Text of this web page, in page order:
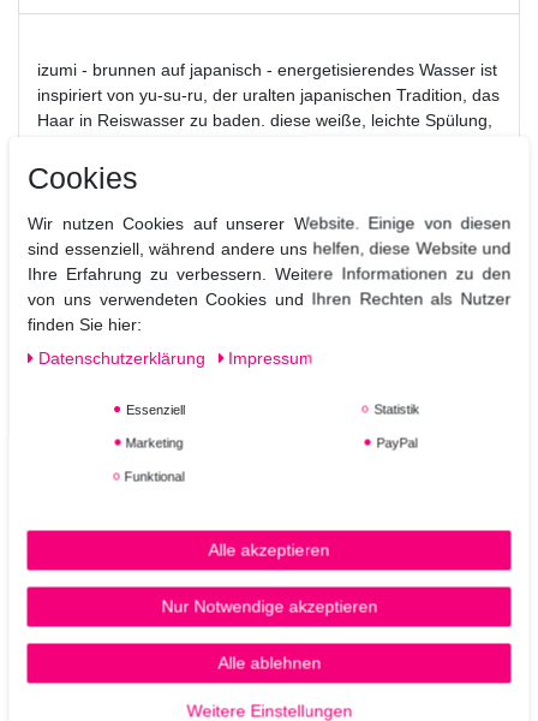
izumi - brunnen auf japanisch - energetisierendes Wasser ist
inspiriert von yu-su-ru, der uralten japanischen Tradition, das
Haar in Reiswasser zu baden. diese weiße, leichte Spülung,
Feuchtigkeit und verleiht dem Haar strahlenden Glanz. Das
Conditionerbis zu 16-mal kräftiger, dicker und hat einen
größeren Durchmesser. es ist vor Bruch geschützt und
Spliss wird um 81% reduziert. Das Haar ist weich,
geschmeidig und voller Strahlkraft.
Nach der Reinigung mit izumi tonic Shampoo auf die
minuten einwirken lassen und ausspülen. mit izumi tonic
serum abschließen.
Cookies
Wir nutzen Cookies auf unserer Website. Einige von diesen
sind essenziell, während andere uns helfen, diese Website und
Ihre Erfahrung zu verbessern. Weitere Informationen zu den
von uns verwendeten Cookies und Ihren Rechten als Nutzer
finden Sie hier:
Daten­schutz­erklärung
Impressum
Essenziell Statistik
Marketing PayPal
Funktional
Alle akzeptieren
Nur Notwendige akzeptieren
Alle ablehnen
Weitere Einstellungen